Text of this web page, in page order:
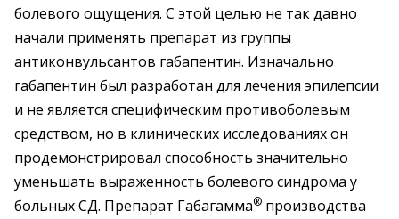
болевого ощущения. С этой целью не так давно
начали применять препарат из группы
антиконвульсантов габапентин. Изначально
габапентин был разработан для лечения эпилепсии
и не является специфическим противоболевым
средством, но в клинических исследованиях он
продемонстрировал способность значительно
уменьшать выраженность болевого синдрома у
больных СД. Препарат Габагамма® производства